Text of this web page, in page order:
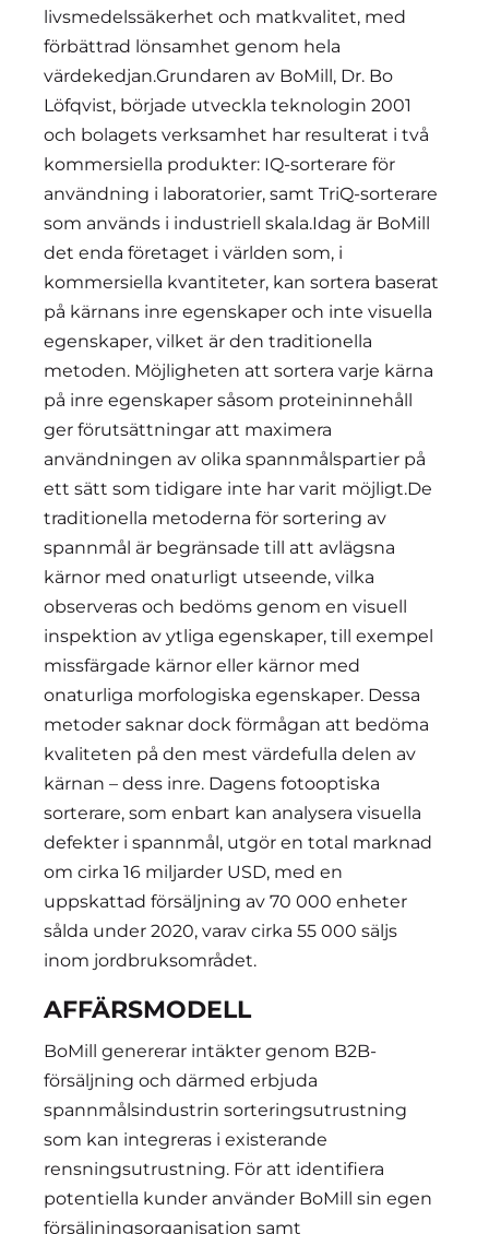
livsmedelssäkerhet och matkvalitet, med
förbättrad lönsamhet genom hela
värdekedjan.Grundaren av BoMill, Dr. Bo
Löfqvist, började utveckla teknologin 2001
och bolagets verksamhet har resulterat i två
kommersiella produkter: IQ-sorterare för
användning i laboratorier, samt TriQ-sorterare
som används i industriell skala.Idag är BoMill
det enda företaget i världen som, i
kommersiella kvantiteter, kan sortera baserat
på kärnans inre egenskaper och inte visuella
egenskaper, vilket är den traditionella
metoden. Möjligheten att sortera varje kärna
på inre egenskaper såsom proteininnehåll
ger förutsättningar att maximera
användningen av olika spannmålspartier på
ett sätt som tidigare inte har varit möjligt.De
traditionella metoderna för sortering av
spannmål är begränsade till att avlägsna
kärnor med onaturligt utseende, vilka
observeras och bedöms genom en visuell
inspektion av ytliga egenskaper, till exempel
missfärgade kärnor eller kärnor med
onaturliga morfologiska egenskaper. Dessa
metoder saknar dock förmågan att bedöma
kvaliteten på den mest värdefulla delen av
kärnan – dess inre. Dagens fotooptiska
sorterare, som enbart kan analysera visuella
defekter i spannmål, utgör en total marknad
om cirka 16 miljarder USD, med en
uppskattad försäljning av 70 000 enheter
sålda under 2020, varav cirka 55 000 säljs
inom jordbruksområdet.
AFFÄRSMODELL
BoMill genererar intäkter genom B2B-
försäljning och därmed erbjuda
spannmålsindustrin sorteringsutrustning
som kan integreras i existerande
rensningsutrustning. För att identifiera
potentiella kunder använder BoMill sin egen
försäljningsorganisation samt